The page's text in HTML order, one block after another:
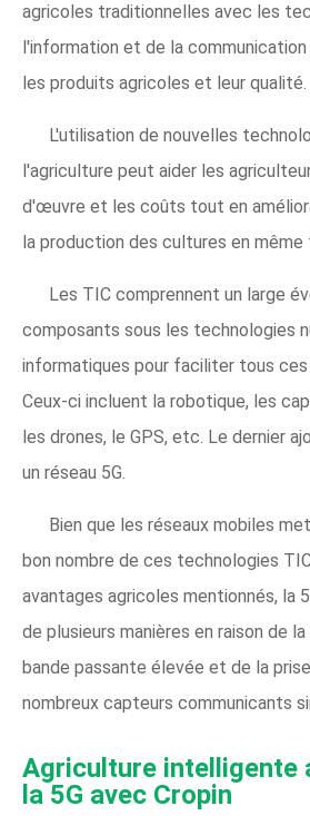
agricoles traditionnelles avec les
l'information et de la
les produits agricoles et leur qualité.
L'utilisation de nouvelles
l'agriculture peut aider les
d'œuvre et les coûts tout en
la production des cultures en même
Les TIC comprennent un large
composants sous les technologies
informatiques pour faciliter tous ces
Ceux-ci incluent la robotique, les
les drones, le GPS, etc. Le dernier
un réseau 5G.
Bien que les réseaux mobiles
bon nombre de ces technologies
avantages agricoles mentionnés, la
de plusieurs manières en raison de
bande passante élevée et de la
nombreux capteurs communicants
Agriculture intelligente
la 5G avec Cropin